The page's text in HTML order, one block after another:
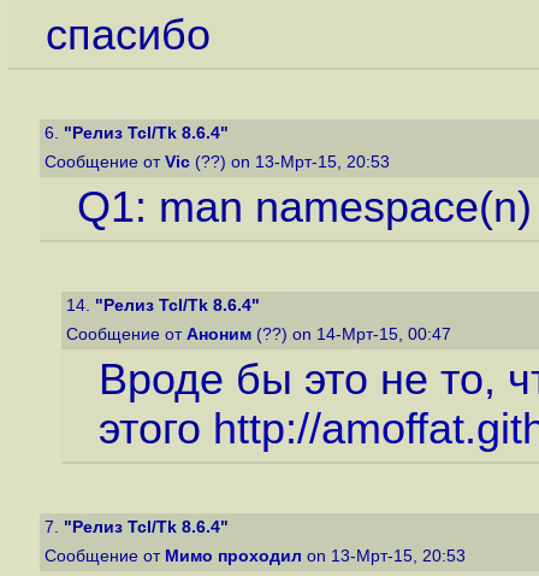
спасибо
6. "Релиз Tcl/Tk 8.6.4"
Сообщение от Vic (??) on 13-Мрт-15, 20:53
Q1: man
14. "Релиз Tcl/Tk 8.6.4"
Сообщение от Аноним (??) on 14-Мрт-15, 00:47
Вроде бы это не то,
этого http://
7. "Релиз Tcl/Tk 8.6.4"
Сообщение от Мимо проходил on 13-Мрт-15, 20:53